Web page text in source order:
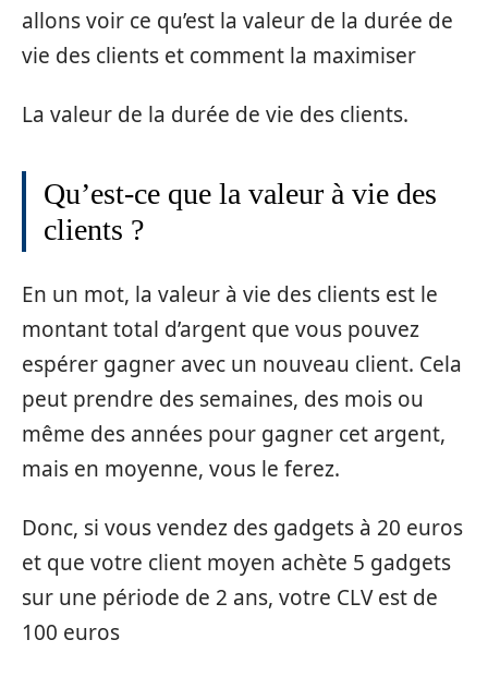
allons voir ce qu’est la valeur de la durée de
vie des clients et comment la maximiser
La valeur de la durée de vie des clients.
Qu’est-ce que la valeur à vie des
clients ?
En un mot, la valeur à vie des clients est le
montant total d’argent que vous pouvez
espérer gagner avec un nouveau client. Cela
peut prendre des semaines, des mois ou
même des années pour gagner cet argent,
mais en moyenne, vous le ferez.
Donc, si vous vendez des gadgets à 20 euros
et que votre client moyen achète 5 gadgets
sur une période de 2 ans, votre CLV est de
100 euros